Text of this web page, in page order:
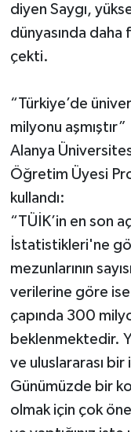
diyen Saygı,
dünyasında
çekti.
“Türkiye’de
milyonu aşmıştır”
Alanya
Öğretim Üyesi
kullandı:
“TÜİK’in en son
İstatistikleri'ne
mezunlarının
verilerine göre ise
çapında 300
beklenmektedir.
ve uluslararası bir
Günümüzde bir
olmak için çok